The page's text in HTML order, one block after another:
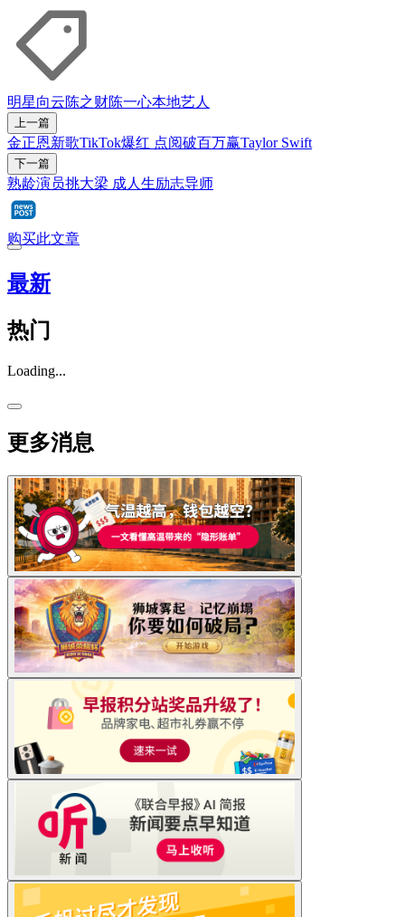
明星向云陈之财陈一心本地艺人
上一篇
金正恩新歌TikTok爆红 点阅破百万赢Taylor Swift
下一篇
熟龄演员挑大梁 成人生励志导师
购买此文章
最新
热门
Loading...
更多消息